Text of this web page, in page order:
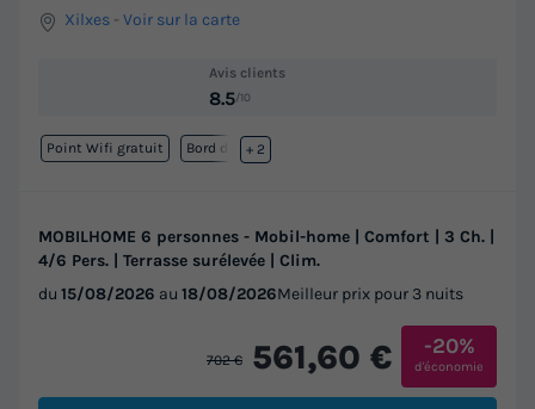
Xilxes -Voir sur la carte
Avis clients
8.5/10
Point Wifi gratuit Bord de mer
+ 2
MOBILHOME 6 personnes - Mobil-home | Comfort | 3 Ch. |
4/6 Pers. | Terrasse surélevée | Clim.
du 15/08/2026 au 18/08/2026Meilleur prix pour 3 nuits
702 € 561,60 € -20%
d'économie